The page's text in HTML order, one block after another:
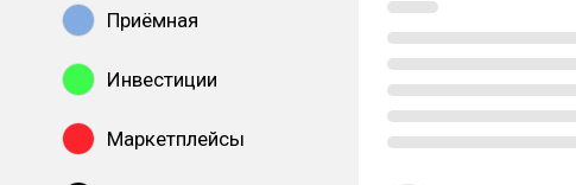
Приёмная
Инвестиции
Маркетплейсы